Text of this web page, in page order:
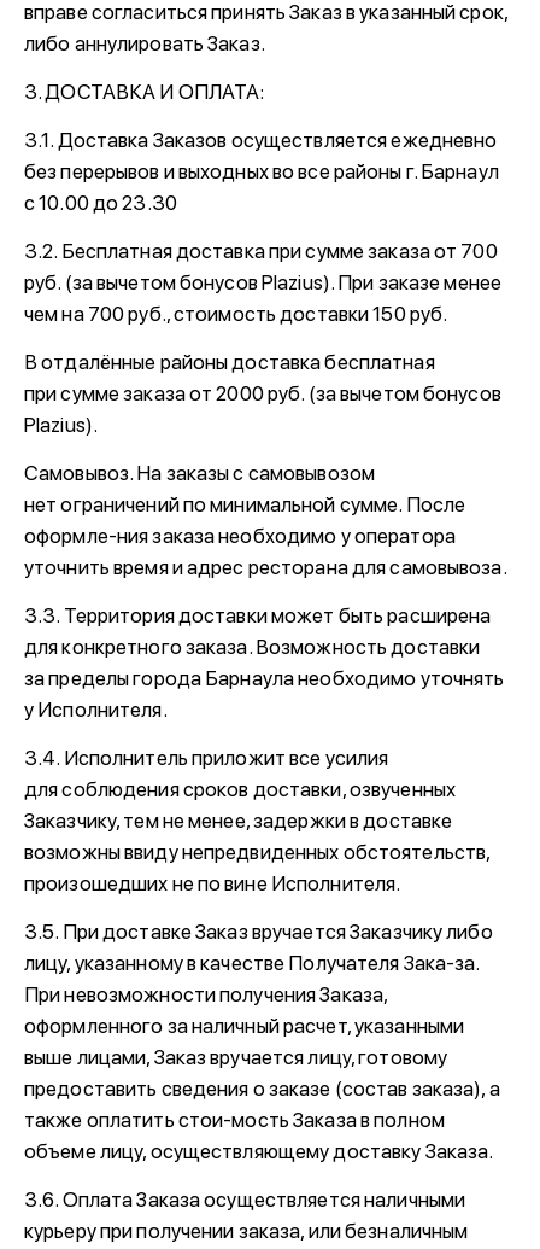
вправе согласиться принять Заказ в указанный срок,
либо аннулировать Заказ.
3. ДОСТАВКА И ОПЛАТА:
3.1. Доставка Заказов осуществляется ежедневно
без перерывов и выходных во все районы г. Барнаул
с 10.00 до 23.30
3.2. Бесплатная доставка при сумме заказа от 700
руб. (за вычетом бонусов Plazius). При заказе менее
чем на 700 руб., стоимость доставки 150 руб.
В отдалённые районы доставка бесплатная
при сумме заказа от 2000 руб. (за вычетом бонусов
Plazius).
Самовывоз. На заказы с самовывозом
нет ограничений по минимальной сумме. После
оформле-ния заказа необходимо у оператора
уточнить время и адрес ресторана для самовывоза.
3.3. Территория доставки может быть расширена
для конкретного заказа. Возможность доставки
за пределы города Барнаула необходимо уточнять
у Исполнителя.
3.4. Исполнитель приложит все усилия
для соблюдения сроков доставки, озвученных
Заказчику, тем не менее, задержки в доставке
возможны ввиду непредвиденных обстоятельств,
произошедших не по вине Исполнителя.
3.5. При доставке Заказ вручается Заказчику либо
лицу, указанному в качестве Получателя Зака-за.
При невозможности получения Заказа,
оформленного за наличный расчет, указанными
выше лицами, Заказ вручается лицу, готовому
предоставить сведения о заказе (состав заказа), а
также оплатить стои-мость Заказа в полном
объеме лицу, осуществляющему доставку Заказа.
3.6. Оплата Заказа осуществляется наличными
курьеру при получении заказа, или безналичным